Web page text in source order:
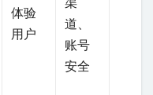
体验
用户
道、
账号
安全